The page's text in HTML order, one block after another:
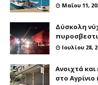
Μαΐου 11,
Δύσκολη
Ιουλίου 28,
Ανοιχτά
στο